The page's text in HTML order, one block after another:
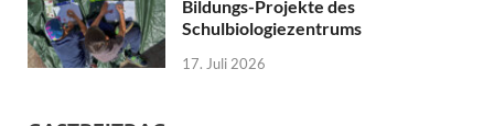
Bildungs-Projekte des
Schulbiologiezentrums
17. Juli 2026